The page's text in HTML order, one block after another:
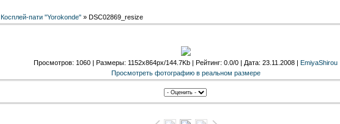
Косплей-пати "Yorokonde"» DSC02869_resize
Просмотров: 1060 | Размеры: 1152x864px/144.7Kb | Рейтинг: 0.0/0 | Дата: 23.11.2008 | EmiyaShirou
Просмотреть фотографию в реальном размере